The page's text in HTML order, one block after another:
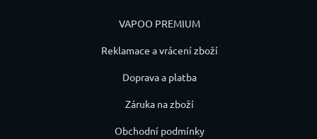
VAPOO PREMIUM
Reklamace a vrácení zboží
Doprava a platba
Záruka na zboží
Obchodní podmínky